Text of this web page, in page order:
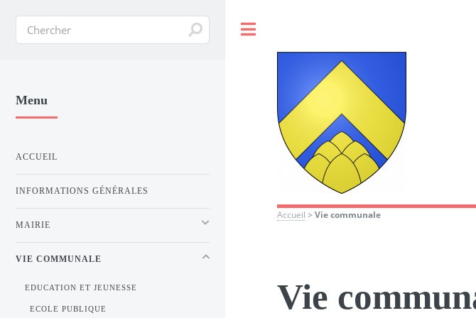
Accueil >Vie communale
Vie
Menu
ACCUEIL
INFORMATIONS GÉNÉRALES
MAIRIE
VIE COMMUNALE
EDUCATION ET JEUNESSE
ECOLE PUBLIQUE